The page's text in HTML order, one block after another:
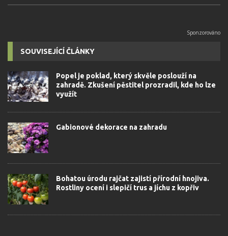
SOUVISEJÍCÍ ČLÁNKY
Popel je poklad, který skvěle poslouží na
zahradě. Zkušení pěstitel prozradil, kde ho lze
využít
Gabionové dekorace na zahradu
Bohatou úrodu rajčat zajistí přírodní hnojiva.
Rostliny ocení i slepičí trus a jíchu z kopřiv